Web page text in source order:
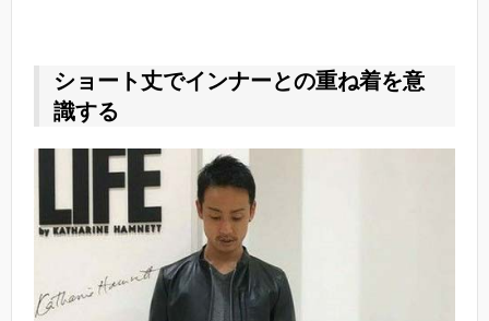
ショート丈でインナーとの重ね着を意
識する